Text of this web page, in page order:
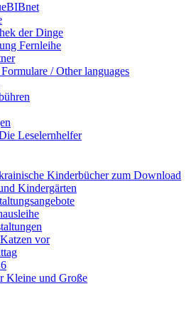
der Dinge
Fernleihe
/ Other languages
Leselernhelfer
Kinderbücher zum Download
Kindergärten
vor
Kleine und Große